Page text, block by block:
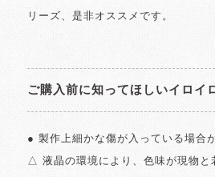
リーズ、是非オススメです。
ご購入前に知ってほしいイロイロ
● 製作上細かな傷が入っている場合
△ 液晶の環境により、色味が現物と